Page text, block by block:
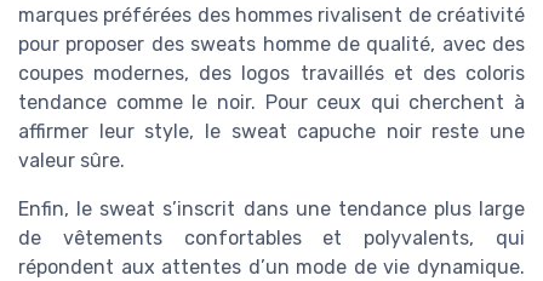
marques préférées des hommes rivalisent de créativité
pour proposer des sweats homme de qualité, avec des
coupes modernes, des logos travaillés et des coloris
tendance comme le noir. Pour ceux qui cherchent à
affirmer leur style, le sweat capuche noir reste une
valeur sûre.
Enfin, le sweat s’inscrit dans une tendance plus large
de vêtements confortables et polyvalents, qui
répondent aux attentes d’un mode de vie dynamique.